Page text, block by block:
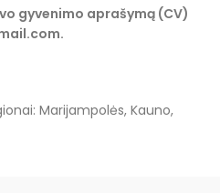
gyvenimo aprašymą (CV)
Marijampolės, Kauno,